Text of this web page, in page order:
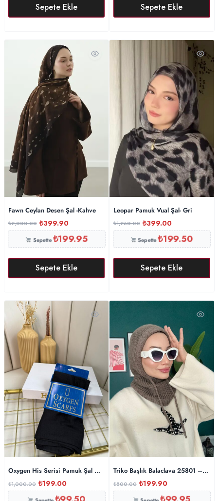
Sepete Ekle Sepete Ekle
Fawn Ceylan Desen Şal -Kahve
₺2,000.00 ₺399.90
Sepette₺199.95
Sepete Ekle
Leopar Pamuk Vual Şal- Gri
₺1,260.00 ₺399.00
Sepette₺199.50
Sepete Ekle
Oxygen His Serisi Pamuk Şal – Siyah
₺1,000.00 ₺199.00
Triko Başlık Balaclava 25801 – Latte
₺800.00 ₺199.90